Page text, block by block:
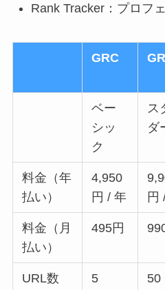
Rank Tracker：プロフ
GRC
ベー
シッ
ク
ス
ダ
料金（年
払い）
4,950
円 / 年
円
料金（月
払い）
495円
URL数 5 50